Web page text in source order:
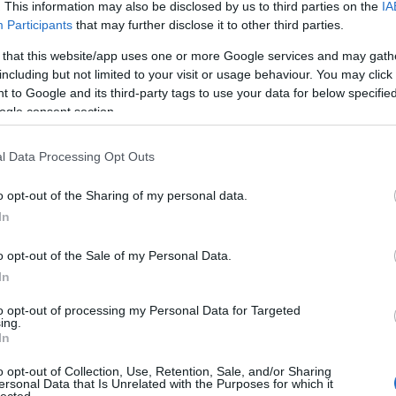
This information may also be disclosed by us to third parties on the
Participants that may further disclose it to other third parties.
that this website/app uses one or more Google services and may
but not limited to your visit or usage behaviour. You may
to Google and its third-party tags to use your data for below
consent section.
Data Processing Opt Outs
opt-out of the Sharing of my personal data.
opt-out of the Sale of my Personal Data.
opt-out of processing my Personal Data for Targeted
opt-out of Collection, Use, Retention, Sale, and/or Sharing
Data that Is Unrelated with the Purposes for which it